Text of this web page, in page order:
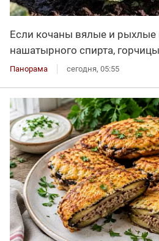
Если кочаны вялые и рыхлые
нашатырного спирта,
Панорама сегодня, 05:55